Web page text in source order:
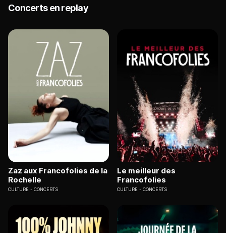
Concerts en replay
Zaz aux Francofolies de la
Rochelle
CULTURE CONCERTS
Le meilleur des
Francofolies
CULTURE CONCERTS